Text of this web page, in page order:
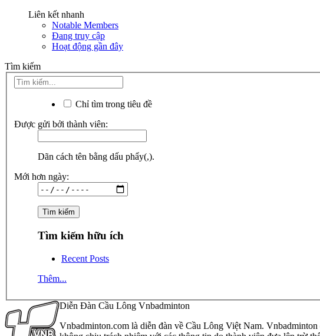
Liên kết nhanh
Notable Members
Đang truy cập
Hoạt động gần đây
Tìm kiếm
Chỉ tìm trong tiêu đề
Được gửi bởi thành viên:
Dãn cách tên bằng dấu phẩy(,).
Mới hơn ngày:
Tìm kiếm hữu ích
Recent Posts
Thêm...
Diễn Đàn Cầu Lông Vnbadminton
Vnbadminton.com là diễn đàn về Cầu Lông Việt Nam.